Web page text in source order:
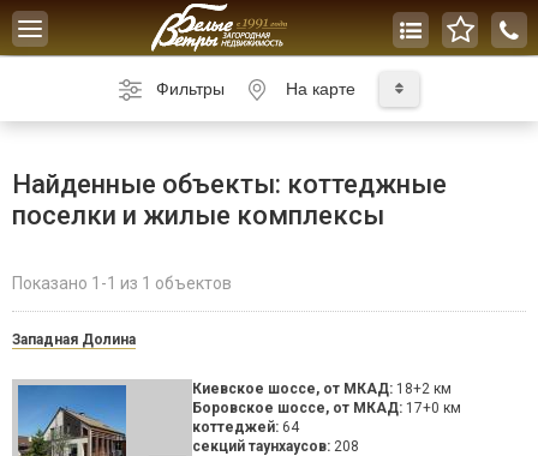
Toggle
navigation
Фильтры На карте
Найденные объекты: коттеджные
поселки и жилые комплексы
Показано 1-1 из 1 объектов
Западная Долина
Киевское шоссе, от МКАД: 18+2 км
Боровское шоссе, от МКАД: 17+0 км
коттеджей: 64
секций таунхаусов: 208